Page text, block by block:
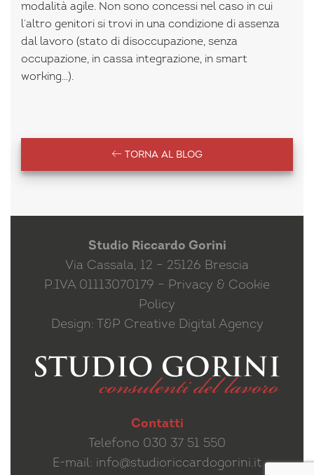
modalità agile. Non sono concessi nel caso in cui
l’altro genitori si trovi in una condizione di assenza
dal lavoro (stato di disoccupazione, senza
occupazione, in cassa integrazione, in smart
working…).
TORNA AL BLOG
Studio Riccardo Gorini
Via Cassala, 12 – 25126 Brescia
P.IVA 01113070179 – Privacy & Cookie
Policy
Design:
T&P Creative Digital Agency
Contatti
Telefono 030 37 51 550
E-mail: info@studioriccardogorini.it